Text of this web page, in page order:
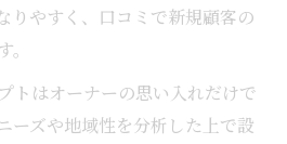
りやすく、口コミで新規顧客の
トはオーナーの思い入れだけで
ーズや地域性を分析した上で設